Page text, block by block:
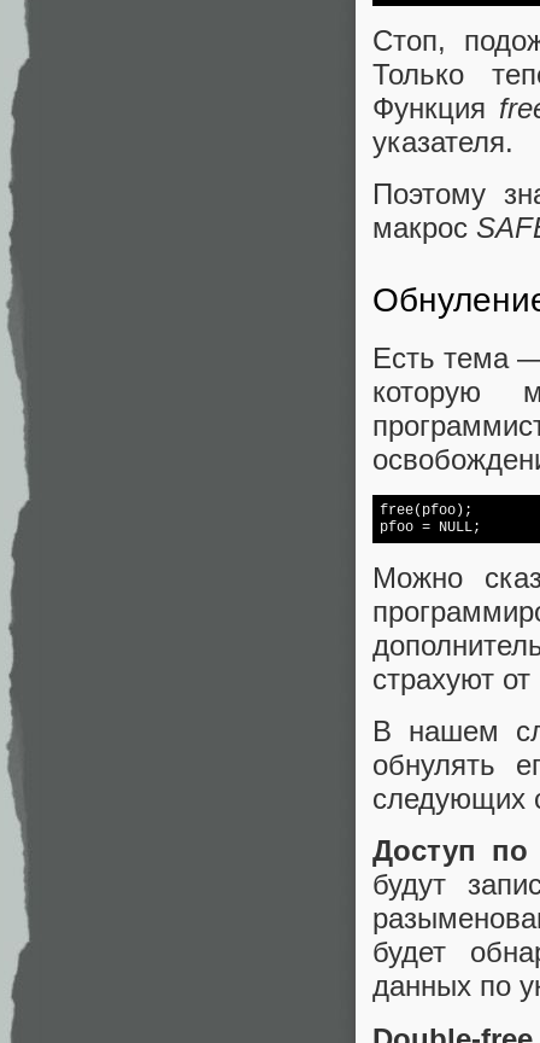
Стоп,
Только
Функция
указателя.
Поэтому
макрос
Есть тема
которую
free(pfoo);
pfoo = NULL;
Можно
страхуют
В нашем
обнулять
следующих
Доступ по
будут
будет
данных по